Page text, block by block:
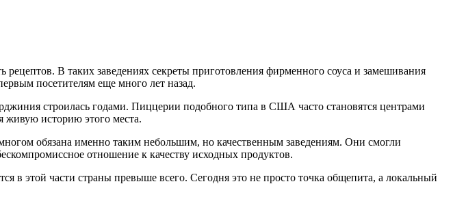
рецептов. В таких заведениях секреты приготовления фирменного соуса и замешивания
посетителям еще много лет назад.
строилась годами. Пиццерии подобного типа в США часто становятся центрами
живую историю этого места.
обязана именно таким небольшим, но качественным заведениям. Они смогли
отношение к качеству исходных продуктов.
в этой части страны превыше всего. Сегодня это не просто точка общепита, а локальный